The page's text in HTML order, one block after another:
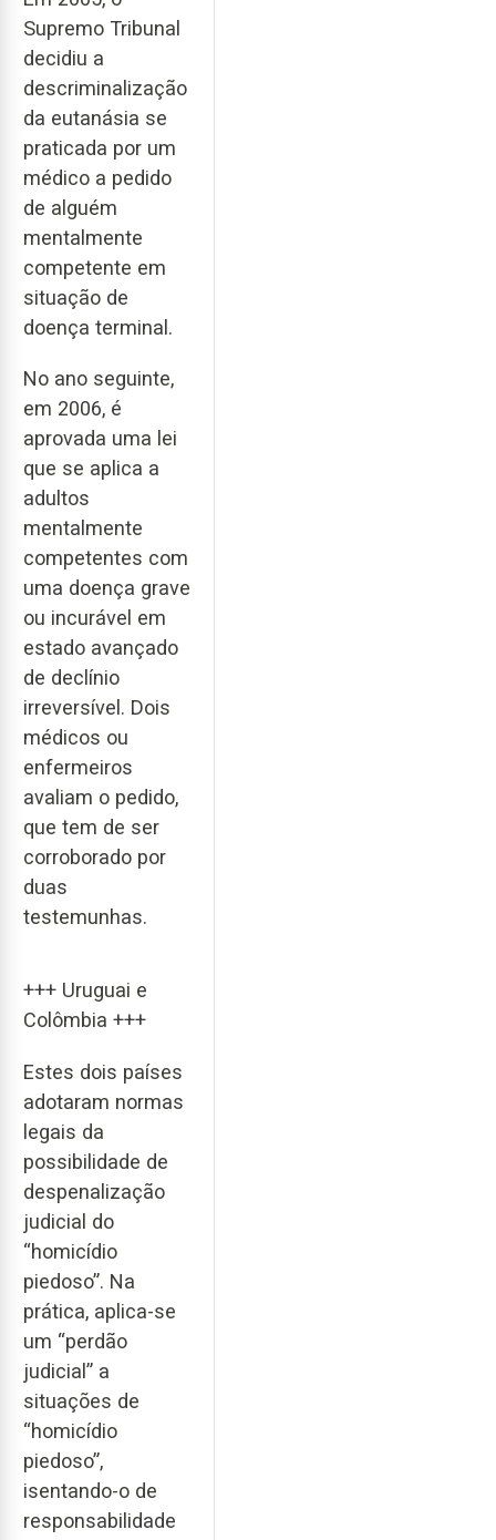
Supremo Tribunal
decidiu a
descriminalização
da eutanásia se
praticada por um
médico a pedido
de alguém
mentalmente
competente em
situação de
doença terminal.
No ano seguinte,
em 2006, é
aprovada uma lei
que se aplica a
adultos
mentalmente
competentes com
uma doença grave
ou incurável em
estado avançado
de declínio
irreversível. Dois
médicos ou
enfermeiros
avaliam o pedido,
que tem de ser
corroborado por
duas
testemunhas.
+++ Uruguai e
Colômbia +++
Estes dois países
adotaram normas
legais da
possibilidade de
despenalização
judicial do
“homicídio
piedoso”. Na
prática, aplica-se
um “perdão
judicial” a
situações de
“homicídio
piedoso”,
isentando-o de
responsabilidade